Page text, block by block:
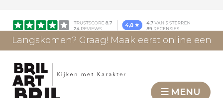
Langskomen? Graag! Maak eerst online een
MENU